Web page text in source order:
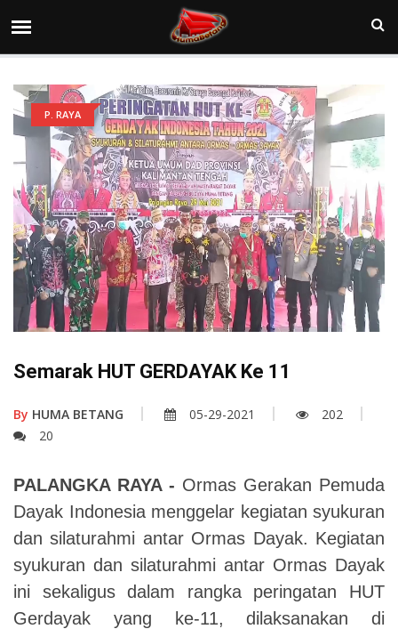
P. RAYA
Semarak HUT GERDAYAK Ke 11
By HUMA BETANG 05-29-2021
202
20
PALANGKA RAYA - Ormas Gerakan Pemuda
Dayak Indonesia menggelar kegiatan syukuran
dan silaturahmi antar Ormas Dayak. Kegiatan
syukuran dan silaturahmi antar Ormas Dayak
ini sekaligus dalam rangka peringatan HUT
Gerdayak yang ke-11, dilaksanakan di